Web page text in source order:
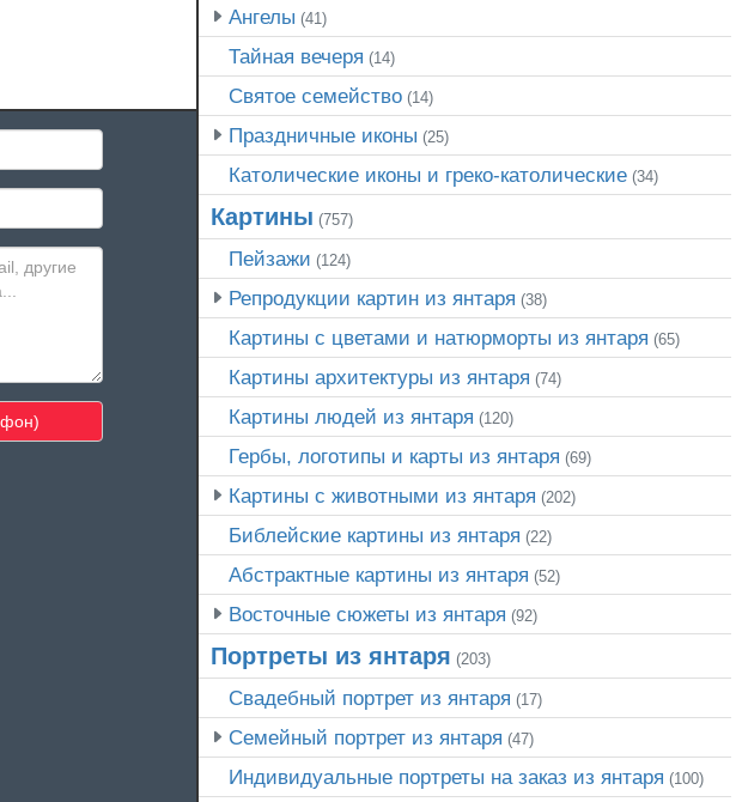
Ангелы (41)
Тайная вечеря (14)
Святое семейство(14)
Праздничные иконы (25)
Католические иконы и греко-католические(34)
Картины (757)
Пейзажи (124)
Репродукции картин из янтаря (38)
Картины с цветами и натюрморты из янтаря (65)
Картины архитектуры из янтаря (74)
Картины людей из янтаря (120)
Гербы, логотипы и карты из янтаря (69)
Картины с животными из янтаря (202)
Библейские картины из янтаря (22)
Абстрактные картины из янтаря (52)
Восточные сюжеты из янтаря (92)
Портреты из янтаря (203)
Свадебный портрет из янтаря (17)
Семейный портрет из янтаря (47)
Индивидуальные портреты на заказ из янтаря (100)